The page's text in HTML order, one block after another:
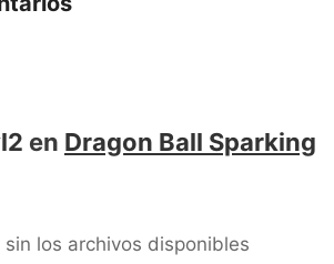
en Dragon Ball Sparking
los archivos disponibles